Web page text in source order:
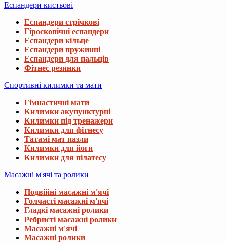
Еспандери кистьові
Еспандери стрічкові
Гіроскопічні еспандери
Еспандери кільце
Еспандери пружинні
Еспандери для пальців
Фітнес резинки
Спортивні килимки та мати
Гімнастичні мати
Килимки акупунктурні
Килимки під тренажери
Килимки для фітнесу
Татамі мат пазли
Килимки для йоги
Килимки для пілатесу
Масажні м'ячі та ролики
Подвійні масажні м'ячі
Голчасті масажні м'ячі
Гладкі масажні ролики
Ребристі масажні ролики
Масажні м'ячі
Масажні ролики